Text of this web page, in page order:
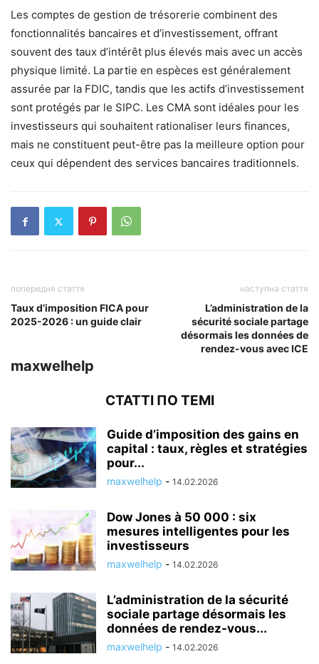
Les comptes de gestion de trésorerie combinent des
fonctionnalités bancaires et d’investissement, offrant
souvent des taux d’intérêt plus élevés mais avec un accès
physique limité. La partie en espèces est généralement
assurée par la FDIC, tandis que les actifs d’investissement
sont protégés par le SIPC. Les CMA sont idéales pour les
investisseurs qui souhaitent rationaliser leurs finances,
mais ne constituent peut-être pas la meilleure option pour
ceux qui dépendent des services bancaires traditionnels.
попередня стаття
Taux d’imposition FICA pour
2025-2026 : un guide clair
наступна стаття
L’administration de la
sécurité sociale partage
désormais les données de
rendez-vous avec ICE
maxwelhelp
СТАТТІ ПО ТЕМІ
Guide d’imposition des gains en
capital : taux, règles et stratégies
pour...
maxwelhelp - 14.02.2026
Dow Jones à 50 000 : six
mesures intelligentes pour les
investisseurs
maxwelhelp - 14.02.2026
L’administration de la sécurité
sociale partage désormais les
données de rendez-vous...
maxwelhelp - 14.02.2026